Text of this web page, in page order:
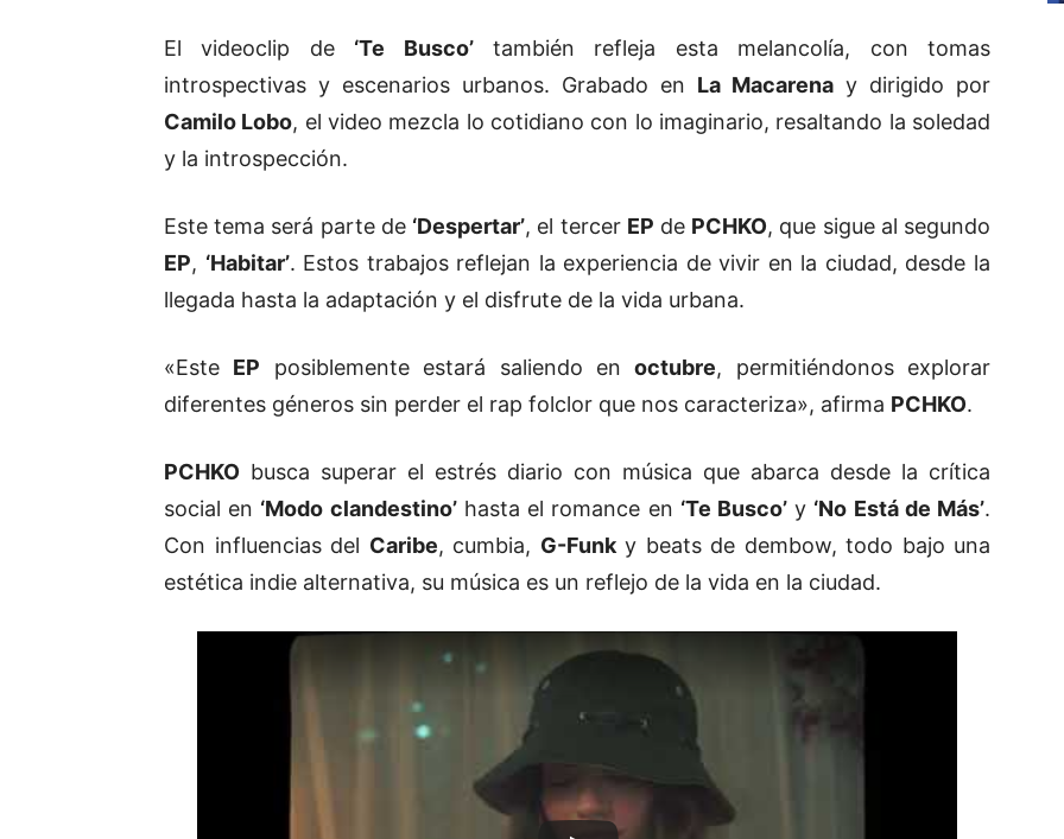
El videoclip de ‘Te Busco’también refleja esta melancolía, con tomas
introspectivas y escenarios urbanos. Grabado en La Macarena y dirigido por
Camilo Lobo, el video mezcla lo cotidiano con lo imaginario, resaltando la soledad
y la introspección.
Este tema será parte de ‘Despertar’, el tercer EP de PCHKO, que sigue al segundo
EP, ‘Habitar’. Estos trabajos reflejan la experiencia de vivir en la ciudad, desde la
llegada hasta la adaptación y el disfrute de la vida urbana.
«Este EP posiblemente estará saliendo enoctubre, permitiéndonos explorar
diferentes géneros sin perder el rap folclor que nos caracteriza», afirma PCHKO.
PCHKO busca superar el estrés diario con música que abarca desde la crítica
social en ‘Modo clandestino’hasta el romance en ‘Te Busco’y ‘No Está de Más’.
Con influencias del Caribe, cumbia, G-Funky beats de dembow, todo bajo una
estética indie alternativa, su música es un reflejo de la vida en la ciudad.